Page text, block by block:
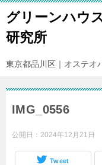
グリーンハウ
研究所
東京都品川区｜オステオ
IMG_0556
公開日： 2024年12月21日
Tweet